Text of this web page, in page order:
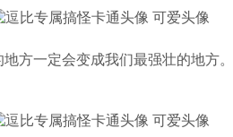
方一定会变成我们最强壮的地方。